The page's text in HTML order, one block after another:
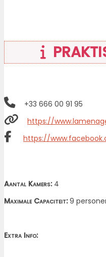
+33 666 00 91 95
https://
https://
Aantal Kamers: 4
Maximale Capaciteit:9
Extra Info: